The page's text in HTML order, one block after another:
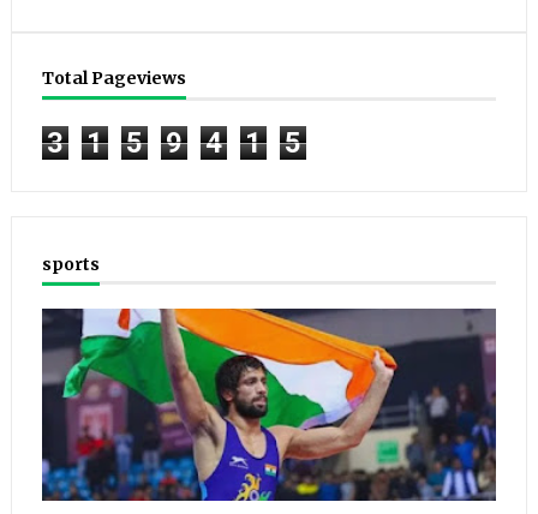
Total Pageviews
3 1 5 9 4 1 5
sports